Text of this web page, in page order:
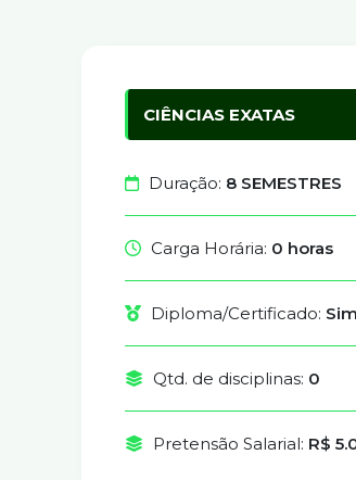
CIÊNCIAS EXATAS
Duração: 8 SEMESTRES
Carga Horária: 0 horas
Diploma/Certificado: Sim
Qtd. de disciplinas: 0
Pretensão Salarial: R$